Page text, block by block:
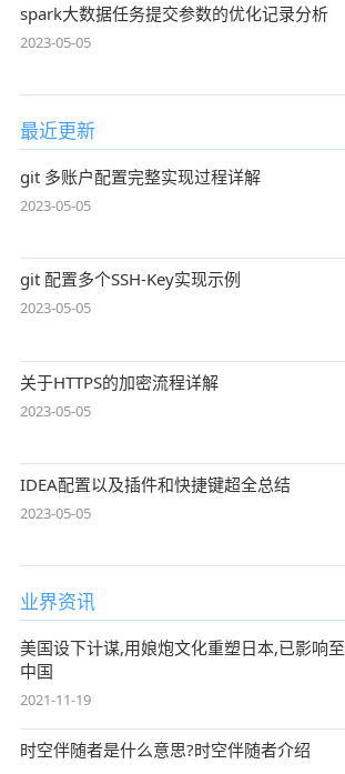
spark大数据任务提交参数的优化记录分析
2023-05-05
最近更新
git 多账户配置完整实现过程详解
2023-05-05
git 配置多个SSH-Key实现示例
2023-05-05
关于HTTPS的加密流程详解
2023-05-05
IDEA配置以及插件和快捷键超全总结
2023-05-05
业界资讯
美国设下计谋,用娘炮文化重塑日本,已影响至
中国
2021-11-19
时空伴随者是什么意思?时空伴随者介绍